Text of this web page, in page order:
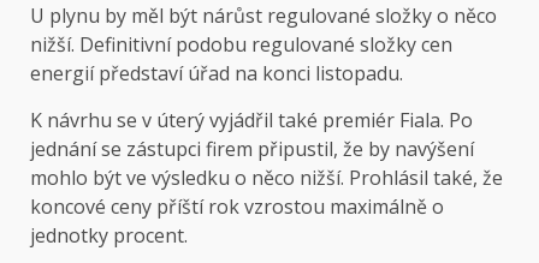
U plynu by měl být nárůst regulované složky o něco
nižší. Definitivní podobu regulované složky cen
energií představí úřad na konci listopadu.
K návrhu se v úterý vyjádřil také premiér Fiala. Po
jednání se zástupci firem připustil, že by navýšení
mohlo být ve výsledku o něco nižší. Prohlásil také, že
koncové ceny příští rok vzrostou maximálně o
jednotky procent.